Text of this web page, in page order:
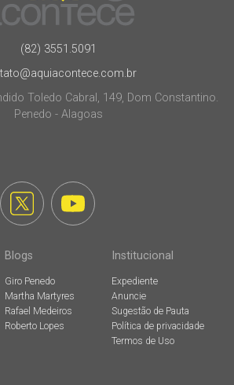
(82) 3551.5091
Toledo Cabral, 149, Dom Constantino.
Penedo - Alagoas
Blogs
Giro Penedo
Martha Martyres
Rafael Medeiros
Roberto Lopes
Institucional
Expediente
Anuncie
Sugestão de Pauta
Política de privacidade
Termos de Uso